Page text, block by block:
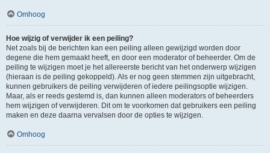
Omhoog
Hoe wijzig of verwijder ik een peiling?
Net zoals bij de berichten kan een peiling alleen gewijzigd worden door
degene die hem gemaakt heeft, en door een moderator of beheerder. Om de
peiling te wijzigen moet je het allereerste bericht van het onderwerp wijzigen
(hieraan is de peiling gekoppeld). Als er nog geen stemmen zijn uitgebracht,
kunnen gebruikers de peiling verwijderen of iedere peilingsoptie wijzigen.
Maar, als er reeds gestemd is, dan kunnen alleen moderators of beheerders
hem wijzigen of verwijderen. Dit om te voorkomen dat gebruikers een peiling
maken en deze daarna vervalsen door de opties te wijzigen.
Omhoog